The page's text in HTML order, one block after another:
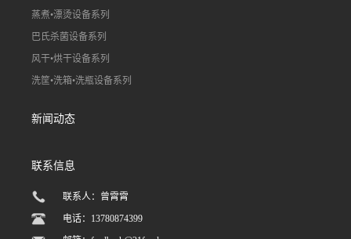
蒸煮•漂烫设备系列
巴氏杀菌设备系列
风干•烘干设备系列
洗筐•洗箱•洗瓶设备系列
新闻动态
联系信息
联系人：曾霄霄
电话：13780874399